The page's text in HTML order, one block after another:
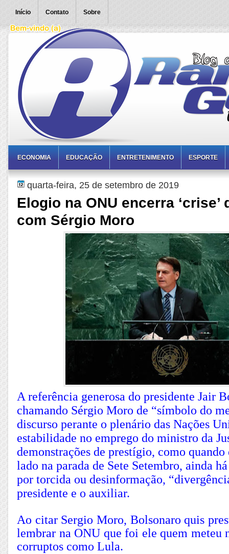
Início Contato Sobre
ECONOMIA EDUCAÇÃO ENTRETENIMENTO ESPORTE
quarta-feira, 25 de setembro de 2019
Elogio na ONU encerra ‘crise’
com Sérgio Moro
A referência generosa do presidente Jair
chamando Sérgio Moro de “símbolo do
discurso perante o plenário das Nações
estabilidade no emprego do ministro da
demonstrações de prestígio, como
lado na parada de Sete Setembro, ainda
por torcida ou desinformação,
presidente e o auxiliar.
Ao citar Sergio Moro, Bolsonaro quis
lembrar na ONU que foi ele quem meteu
corruptos como Lula.